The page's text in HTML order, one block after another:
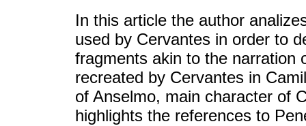
In this article the author
used by Cervantes in order to
fragments akin to the narration
recreated by Cervantes in
of Anselmo, main character of
highlights the references to